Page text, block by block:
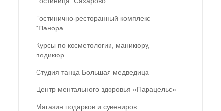
Гостинично-ресторанный комплекс
"Панора...
Курсы по косметологии, маникюру,
педикюр...
Студия танца Большая медведица
Центр ментального здоровья «Парацельс»
Магазин подарков и сувениров